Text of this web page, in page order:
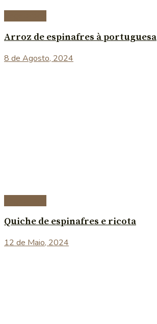
Arroz de espinafres à portuguesa
8 de Agosto, 2024
Quiche de espinafres e ricota
12 de Maio, 2024